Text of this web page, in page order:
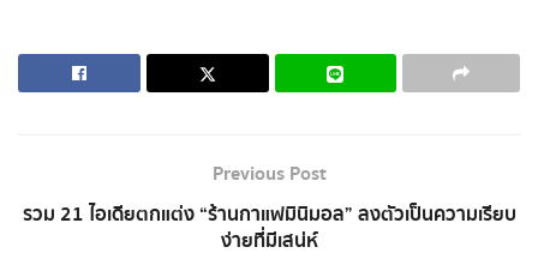
Previous Post
รวม 21 ไอเดียตกแต่ง “ร้านกาแฟมินิมอล” ลงตัวเป็นความเรียบ
ง่ายที่มีเสน่ห์